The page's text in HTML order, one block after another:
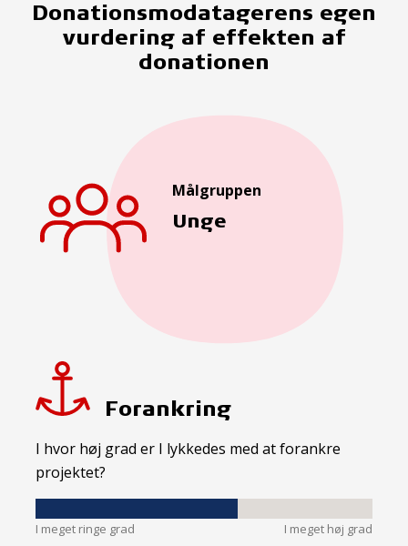
Donationsmodatagerens egen
vurdering af effekten af
donationen
Målgruppen
Unge
Forankring
I hvor høj grad er I lykkedes med at forankre
projektet?
I meget ringe grad I meget høj grad